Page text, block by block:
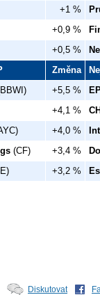
+1 %
+0,9 %
+0,5 %
Změna
+5,5 %
+4,1 %
+4,0 %
(CF) +3,4 %
+3,2 %
Diskutovat